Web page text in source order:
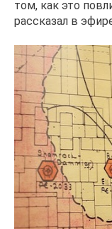
том, как это
рассказал в